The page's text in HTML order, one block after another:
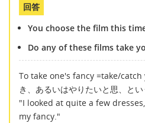
回答
You choose the film this
Do any of these films take
To take one's fancy =take/
き、あるいはやりたいと思、とい
"I looked at quite a few
my fancy."